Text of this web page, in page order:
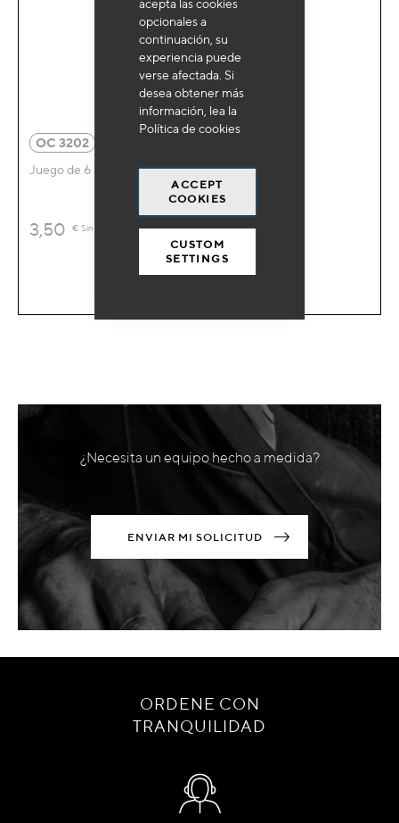
acepta las cookies
opcionales a
continuación, su
experiencia puede
verse afectada. Si
desea obtener más
información, lea la
Política de cookies
ACCEPT
COOKIES
CUSTOM
SETTINGS
OC 3202
Juego de 6 hojas de lija
3,50 € Sin IVA
¿Necesita un equipo hecho a medida?
ENVIAR MI SOLICITUD
ORDENE CON
TRANQUILIDAD